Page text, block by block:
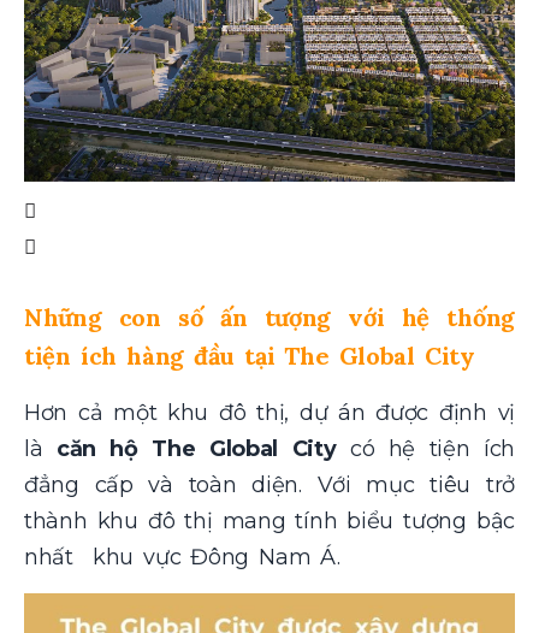
Những con số ấn tượng với hệ thống
tiện ích hàng đầu tại The Global City
Hơn cả một khu đô thị, dự án được định vị
là căn hộ The Global City có hệ tiện ích
đẳng cấp và toàn diện. Với mục tiêu trở
thành khu đô thị mang tính biểu tượng bậc
nhất khu vực Đông Nam Á.